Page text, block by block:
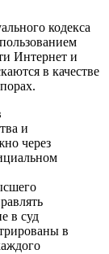
кодекса
Интернет и
в качестве
и
через
в суд
в